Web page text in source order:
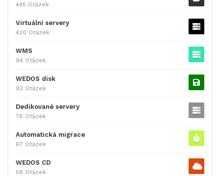
445 Otázek
Virtuální servery
420 Otázek
WMS
94 Otázek
WEDOS disk
92 Otázek
Dedikované servery
76 Otázek
Automatická migrace
67 Otázek
WEDOS CD
58 Otázek